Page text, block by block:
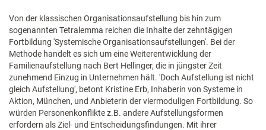
Von der klassischen Organisationsaufstellung bis hin zum
sogenannten Tetralemma reichen die Inhalte der zehntägigen
Fortbildung 'Systemische Organisationsaufstellungen'. Bei der
Methode handelt es sich um eine Weiterentwicklung der
Familienaufstellung nach Bert Hellinger, die in jüngster Zeit
zunehmend Einzug in Unternehmen hält. 'Doch Aufstellung ist nicht
gleich Aufstellung', betont Kristine Erb, Inhaberin von Systeme in
Aktion, München, und Anbieterin der viermoduligen Fortbildung. So
würden Personenkonflikte z.B. andere Aufstellungsformen
erfordern als Ziel- und Entscheidungsfindungen. Mit ihrer